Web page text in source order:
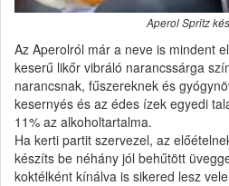
Aperol Spritz
Az Aperolról már a neve is mindent
keserű likőr vibráló narancssárga
narancsnak, fűszereknek és
kesernyés és az édes ízek egyedi
11% az alkoholtartalma.
Ha kerti partit szervezel, az
készíts be néhány jól behűtött
koktélként kínálva is sikered lesz